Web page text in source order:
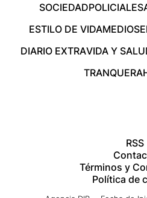
SOCIEDADPOLICIALES
ESTILO DE VIDAMEDIOS
DIARIO EXTRAVIDA Y
TRANQUERA
RSS
Términos y
Política de